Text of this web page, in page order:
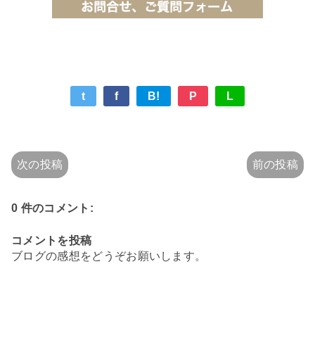
t f B! P L
次の投稿 前の投稿
0 件のコメント:
コメントを投稿
ブログの感想をどうぞお願いします。